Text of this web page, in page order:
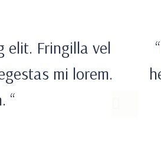
elit. Fringilla vel
mi lorem.
“